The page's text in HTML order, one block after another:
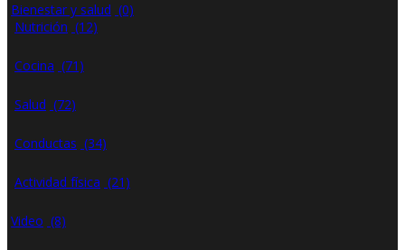
Bienestar y salud (0)
Nutrición (12)
Cocina (71)
Salud (72)
Conductas (34)
Actividad física (21)
Video (8)